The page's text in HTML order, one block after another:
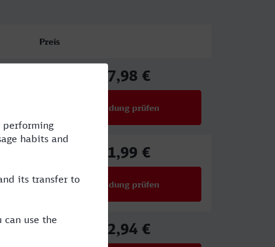
Preis
67,98 €
Verbindung prüfen
61,99 €
Verbindung prüfen
52,94 €